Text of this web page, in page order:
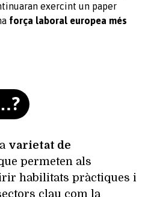
exercint un paper
força laboral europea més
varietat de
permeten als
habilitats pràctiques i
clau com la